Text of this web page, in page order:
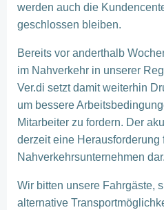
werden auch die
geschlossen bleiben.
Bereits vor anderthalb
im Nahverkehr in unserer
Ver.di setzt damit weiterhin
um bessere
Mitarbeiter zu fordern. Der
derzeit eine Herausforderung
Nahverkehrsunternehmen dar.
Wir bitten unsere Fahrgäste,
alternative